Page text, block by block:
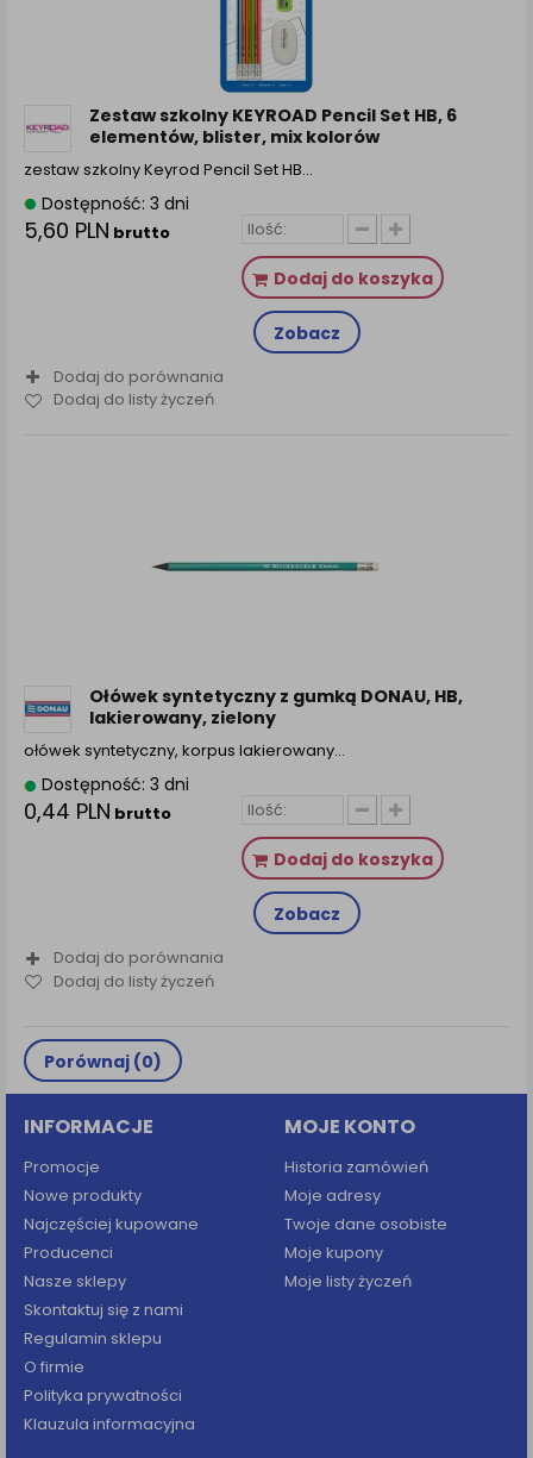
Zestaw szkolny KEYROAD Pencil Set HB, 6
elementów, blister, mix kolorów
zestaw szkolny Keyrod Pencil Set HB...
Dostępność: 3 dni
5,60 PLN brutto
Dodaj do koszyka
Zobacz
Dodaj do porównania
Dodaj do listy życzeń
Ołówek syntetyczny z gumką DONAU, HB,
lakierowany, zielony
ołówek syntetyczny, korpus lakierowany…
Dostępność: 3 dni
0,44 PLN brutto
Dodaj do koszyka
Zobacz
Dodaj do porównania
Dodaj do listy życzeń
Porównaj (0)
INFORMACJE
Promocje
Nowe produkty
Najczęściej kupowane
Producenci
Nasze sklepy
Skontaktuj się z nami
Regulamin sklepu
O firmie
Polityka prywatności
Klauzula informacyjna
MOJE KONTO
Historia zamówień
Moje adresy
Twoje dane osobiste
Moje kupony
Moje listy życzeń